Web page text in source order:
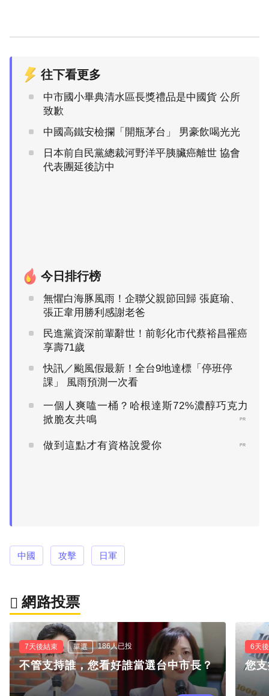
往下看更多
中市國小畢典清水區長獎禮品是中國貨 公所
致歉
中國高鐵安檢攔「開瓶茅台」 男豪飲喝光光
日本前自民黨總裁河野洋平胰臟癌離世 協會
代表團延後訪中
今日排行榜
無懼白海豚風雨！企聯父親節回歸 張庭瑜、
張正韋用勝利感謝老爸
民進黨資深前輩辭世！前彰化市代蔡裕昌罹癌
享壽71歲
快訊／颱風假最新！全台9地達標「停班停
課」 風雨預測一次看
一個人爽嗑一桶？哈根達斯72%濃醇巧克力
掀脆友共鳴
PR
做到這點才有資格說愛你 PR
中國 攻擊 日軍
網路投票
7天後結束 單選 186人已投
不管支持誰，您看好誰當選台中市長？
6天
您